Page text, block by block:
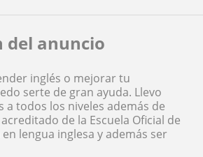
del anuncio
inglés o mejorar tu
serte de gran ayuda. Llevo
a todos los niveles además de
de la Escuela Oficial de
lengua inglesa y además ser